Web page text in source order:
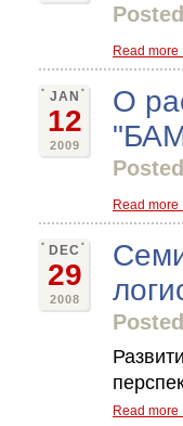
Read
JAN
12
2009
О
Read
DEC
29
2008
Read